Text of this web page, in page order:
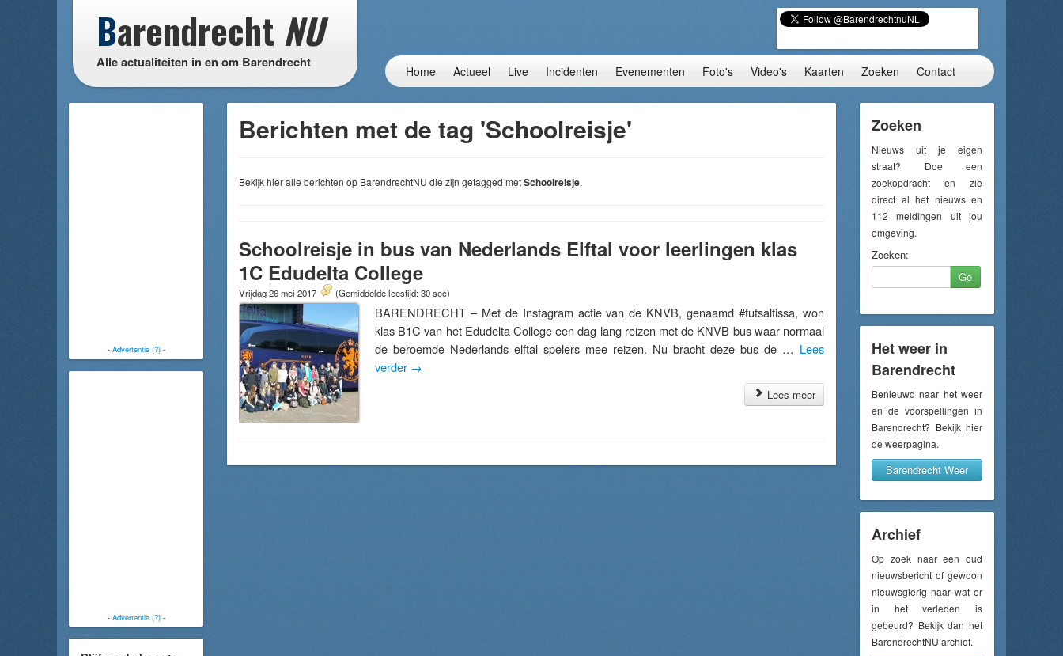
Barendrecht NU
Alle actualiteiten in en om Barendrecht
Home Actueel Live Incidenten Evenementen Foto's Video's Kaarten Zoeken Contact
- Advertentie (?)-
- Advertentie (?)-
Berichten met de tag 'Schoolreisje'
Bekijk hier alle berichten op BarendrechtNU die zijn getagged metSchoolreisje.
Schoolreisje in bus van Nederlands Elftal voor leerlingen klas
1C Edudelta College
Vrijdag 26 mei 2017 (Gemiddelde leestijd: 30 sec)
BARENDRECHT – Met de Instagram actie van de KNVB, genaamd #futsalfissa, won
klas B1C van het Edudelta College een dag lang reizen met de KNVB bus waar normaal
de beroemde Nederlands elftal spelers mee reizen. Nu bracht deze bus de … Lees
verder →
Lees meer
Zoeken
Nieuws uit je eigen
straat? Doe een
zoekopdracht en zie
direct al het nieuws en
112 meldingen uit jou
omgeving.
Zoeken:
Go
Het weer in
Barendrecht
Benieuwd naar het weer
en de voorspellingen in
Barendrecht? Bekijk hier
de weerpagina.
Barendrecht Weer
Archief
Op zoek naar een oud
nieuwsbericht of gewoon
nieuwsgierig naar wat er
in het verleden is
gebeurd? Bekijk dan het
BarendrechtNU archief.